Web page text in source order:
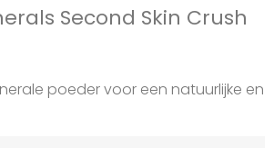
Second Skin Crush
poeder voor een natuurlijke en